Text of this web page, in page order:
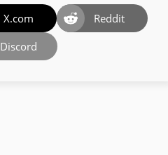
X.com
Reddit
Discord